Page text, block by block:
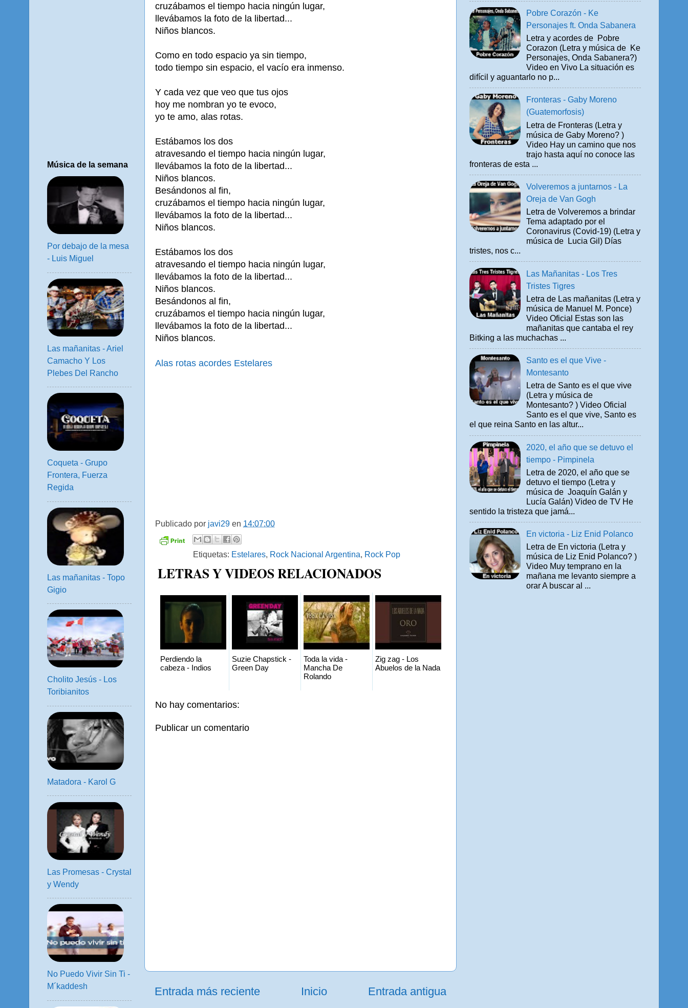
cruzábamos el tiempo hacia ningún lugar,
llevábamos la foto de la libertad...
Niños blancos.
Como en todo espacio ya sin tiempo,
todo tiempo sin espacio, el vacío era inmenso.
Y cada vez que veo que tus ojos
hoy me nombran yo te evoco,
yo te amo, alas rotas.
Estábamos los dos
atravesando el tiempo hacia ningún lugar,
llevábamos la foto de la libertad...
Niños blancos.
Besándonos al fin,
cruzábamos el tiempo hacia ningún lugar,
llevábamos la foto de la libertad...
Niños blancos.
Estábamos los dos
atravesando el tiempo hacia ningún lugar,
llevábamos la foto de la libertad...
Niños blancos.
Besándonos al fin,
cruzábamos el tiempo hacia ningún lugar,
llevábamos la foto de la libertad...
Niños blancos.
Alas rotas acordes Estelares
Publicado por javi29 en 14:07:00
Etiquetas: Estelares, Rock Nacional Argentina, Rock Pop
LETRAS Y VIDEOS RELACIONADOS
Perdiendo la
cabeza - Indios
Suzie Chapstick -
Green Day
Toda la vida -
Mancha De
Rolando
Zig zag - Los
Abuelos de la Nada
No hay comentarios:
Publicar un comentario
Entrada más reciente Entrada antigua
Inicio
Música de la semana
Por debajo de la mesa
- Luis Miguel
Las mañanitas - Ariel
Camacho Y Los
Plebes Del Rancho
Coqueta - Grupo
Frontera, Fuerza
Regida
Las mañanitas - Topo
Gigio
Cholito Jesús - Los
Toribianitos
Matadora - Karol G
Las Promesas - Crystal
y Wendy
No Puedo Vivir Sin Ti -
M´kaddesh
Pobre Corazón - Ke
Personajes ft. Onda Sabanera
Letra y acordes de Pobre
Corazon (Letra y música de Ke
Personajes, Onda Sabanera?)
Video en Vivo La situación es
difícil y aguantarlo no p...
Fronteras - Gaby Moreno
(Guatemorfosis)
Letra de Fronteras (Letra y
música de Gaby Moreno? )
Video Hay un camino que nos
trajo hasta aquí no conoce las
fronteras de esta ...
Volveremos a juntarnos - La
Oreja de Van Gogh
Letra de Volveremos a brindar
Tema adaptado por el
Coronavirus (Covid-19) (Letra y
música de Lucia Gil) Días
tristes, nos c...
Las Mañanitas - Los Tres
Tristes Tigres
Letra de Las mañanitas (Letra y
música de Manuel M. Ponce)
Video Oficial Estas son las
mañanitas que cantaba el rey
Bitking a las muchachas ...
Santo es el que Vive -
Montesanto
Letra de Santo es el que vive
(Letra y música de
Montesanto? ) Video Oficial
Santo es el que vive, Santo es
el que reina Santo en las altur...
2020, el año que se detuvo el
tiempo - Pimpinela
Letra de 2020, el año que se
detuvo el tiempo (Letra y
música de Joaquín Galán y
Lucía Galán) Video de TV He
sentido la tristeza que jamá...
En victoria - Liz Enid Polanco
Letra de En victoria (Letra y
música de Liz Enid Polanco? )
Video Muy temprano en la
mañana me levanto siempre a
orar A buscar al ...